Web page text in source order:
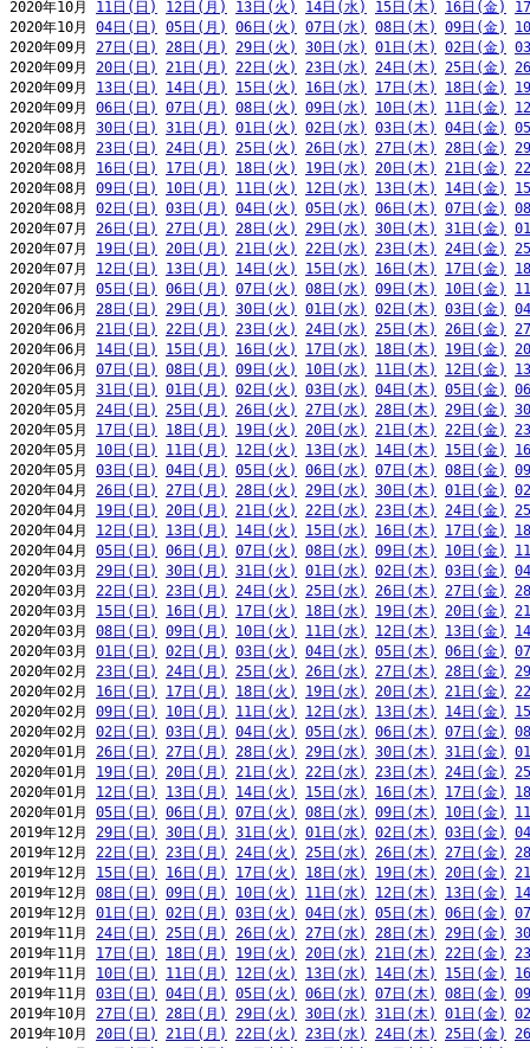
2020年10月 11日(日) 12日(月) 13日(火) 14日(水) 15日(木) 16日(金)
2020年10月 04日(日) 05日(月) 06日(火) 07日(水) 08日(木) 09日(金)
2020年09月 27日(日) 28日(月) 29日(火) 30日(水) 01日(木) 02日(金)
2020年09月 20日(日) 21日(月) 22日(火) 23日(水) 24日(木) 25日(金)
2020年09月 13日(日) 14日(月) 15日(火) 16日(水) 17日(木) 18日(金)
2020年09月 06日(日) 07日(月) 08日(火) 09日(水) 10日(木) 11日(金)
2020年08月 30日(日) 31日(月) 01日(火) 02日(水) 03日(木) 04日(金)
2020年08月 23日(日) 24日(月) 25日(火) 26日(水) 27日(木) 28日(金)
2020年08月 16日(日) 17日(月) 18日(火) 19日(水) 20日(木) 21日(金)
2020年08月 09日(日) 10日(月) 11日(火) 12日(水) 13日(木) 14日(金)
2020年08月 02日(日) 03日(月) 04日(火) 05日(水) 06日(木) 07日(金)
2020年07月 26日(日) 27日(月) 28日(火) 29日(水) 30日(木) 31日(金)
2020年07月 19日(日) 20日(月) 21日(火) 22日(水) 23日(木) 24日(金)
2020年07月 12日(日) 13日(月) 14日(火) 15日(水) 16日(木) 17日(金)
2020年07月 05日(日) 06日(月) 07日(火) 08日(水) 09日(木) 10日(金)
2020年06月 28日(日) 29日(月) 30日(火) 01日(水) 02日(木) 03日(金)
2020年06月 21日(日) 22日(月) 23日(火) 24日(水) 25日(木) 26日(金)
2020年06月 14日(日) 15日(月) 16日(火) 17日(水) 18日(木) 19日(金)
2020年06月 07日(日) 08日(月) 09日(火) 10日(水) 11日(木) 12日(金)
2020年05月 31日(日) 01日(月) 02日(火) 03日(水) 04日(木) 05日(金)
2020年05月 24日(日) 25日(月) 26日(火) 27日(水) 28日(木) 29日(金)
2020年05月 17日(日) 18日(月) 19日(火) 20日(水) 21日(木) 22日(金)
2020年05月 10日(日) 11日(月) 12日(火) 13日(水) 14日(木) 15日(金)
2020年05月 03日(日) 04日(月) 05日(火) 06日(水) 07日(木) 08日(金)
2020年04月 26日(日) 27日(月) 28日(火) 29日(水) 30日(木) 01日(金)
2020年04月 19日(日) 20日(月) 21日(火) 22日(水) 23日(木) 24日(金)
2020年04月 12日(日) 13日(月) 14日(火) 15日(水) 16日(木) 17日(金)
2020年04月 05日(日) 06日(月) 07日(火) 08日(水) 09日(木) 10日(金)
2020年03月 29日(日) 30日(月) 31日(火) 01日(水) 02日(木) 03日(金)
2020年03月 22日(日) 23日(月) 24日(火) 25日(水) 26日(木) 27日(金)
2020年03月 15日(日) 16日(月) 17日(火) 18日(水) 19日(木) 20日(金)
2020年03月 08日(日) 09日(月) 10日(火) 11日(水) 12日(木) 13日(金)
2020年03月 01日(日) 02日(月) 03日(火) 04日(水) 05日(木) 06日(金)
2020年02月 23日(日) 24日(月) 25日(火) 26日(水) 27日(木) 28日(金)
2020年02月 16日(日) 17日(月) 18日(火) 19日(水) 20日(木) 21日(金)
2020年02月 09日(日) 10日(月) 11日(火) 12日(水) 13日(木) 14日(金)
2020年02月 02日(日) 03日(月) 04日(火) 05日(水) 06日(木) 07日(金)
2020年01月 26日(日) 27日(月) 28日(火) 29日(水) 30日(木) 31日(金)
2020年01月 19日(日) 20日(月) 21日(火) 22日(水) 23日(木) 24日(金)
2020年01月 12日(日) 13日(月) 14日(火) 15日(水) 16日(木) 17日(金)
2020年01月 05日(日) 06日(月) 07日(火) 08日(水) 09日(木) 10日(金)
2019年12月 29日(日) 30日(月) 31日(火) 01日(水) 02日(木) 03日(金)
2019年12月 22日(日) 23日(月) 24日(火) 25日(水) 26日(木) 27日(金)
2019年12月 15日(日) 16日(月) 17日(火) 18日(水) 19日(木) 20日(金)
2019年12月 08日(日) 09日(月) 10日(火) 11日(水) 12日(木) 13日(金)
2019年12月 01日(日) 02日(月) 03日(火) 04日(水) 05日(木) 06日(金)
2019年11月 24日(日) 25日(月) 26日(火) 27日(水) 28日(木) 29日(金)
2019年11月 17日(日) 18日(月) 19日(火) 20日(水) 21日(木) 22日(金)
2019年11月 10日(日) 11日(月) 12日(火) 13日(水) 14日(木) 15日(金)
2019年11月 03日(日) 04日(月) 05日(火) 06日(水) 07日(木) 08日(金)
2019年10月 27日(日) 28日(月) 29日(火) 30日(水) 31日(木) 01日(金)
2019年10月 20日(日) 21日(月) 22日(火) 23日(水) 24日(木) 25日(金)